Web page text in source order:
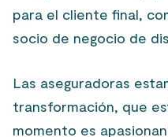
para el cliente final,
socio de negocio de
Las aseguradoras
transformación, que
momento es